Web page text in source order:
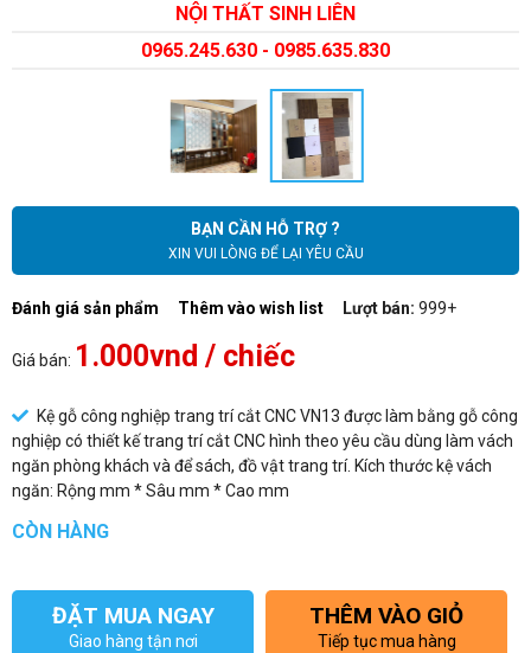
NỘI THẤT SINH LIÊN
0965.245.630 - 0985.635.830
BẠN CẦN HỖ TRỢ ?
XIN VUI LÒNG ĐỂ LẠI YÊU CẦU
Đánh giá sản phẩm Thêm vào wish list Lượt bán: 999+
Giá bán: 1.000vnd / chiếc
Kệ gỗ công nghiệp trang trí cắt CNC VN13 được làm bằng gỗ công
nghiệp có thiết kế trang trí cắt CNC hình theo yêu cầu dùng làm vách
ngăn phòng khách và để sách, đồ vật trang trí. Kích thước kệ vách
ngăn: Rộng mm * Sâu mm * Cao mm
CÒN HÀNG
ĐẶT MUA NGAY
Giao hàng tận nơi
THÊM VÀO GIỎ
Tiếp tục mua hàng